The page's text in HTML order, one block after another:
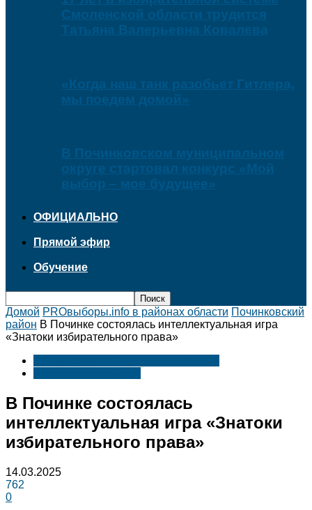
Смоленской области трудится
Татьяна Валерьевна Ковалева
«Когда наш танк разобьет Гитлера,
мы поедем домой»
В Починковском муниципальном
округе стартовал конкурс «Мой
выбор – мое будущее»
ОФИЦИАЛЬНО
Прямой эфир
Обучение
Домой PROвыборы.info в районах области Починковский
район В Починке состоялась интеллектуальная игра
«Знатоки избирательного права»
В Починке состоялась
интеллектуальная игра «Знатоки
избирательного права»
14.03.2025
762
0